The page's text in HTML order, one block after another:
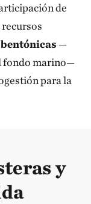
de
—
fondo marino—
para la
y